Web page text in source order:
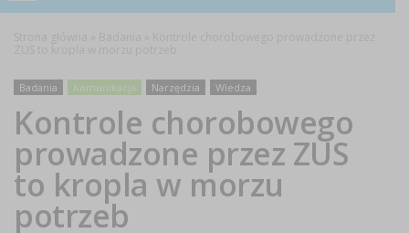
Badania Komunikacja Narzędzia Wiedza
Kontrole chorobowego
prowadzone przez ZUS
to kropla w morzu
potrzeb